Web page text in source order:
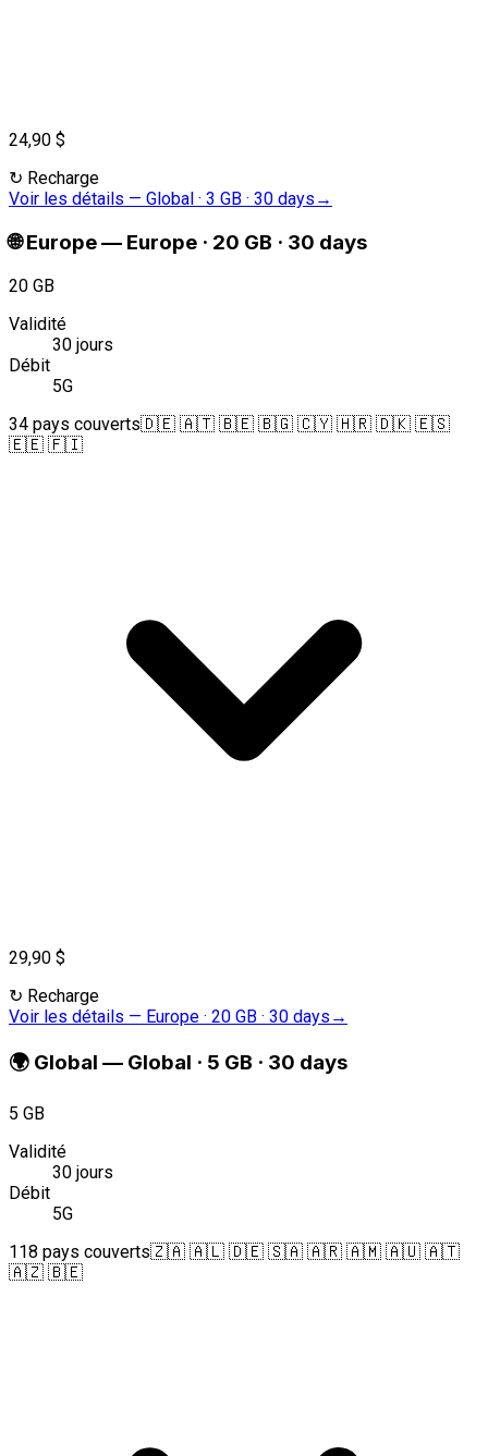
24,90 $
↻ Recharge
Voir les détails — Global · 3 GB · 30 days →
🌐 Europe— Europe · 20 GB · 30 days
20 GB
Validité
30 jours
Débit
5G
34 pays couverts🇩🇪 🇦🇹 🇧🇪 🇧🇬 🇨🇾 🇭🇷 🇩🇰 🇪🇸
🇪🇪 🇫🇮
29,90 $
↻ Recharge
Voir les détails — Europe · 20 GB · 30 days →
🌍 Global — Global · 5 GB · 30 days
5 GB
Validité
30 jours
Débit
5G
118 pays couverts🇿🇦 🇦🇱 🇩🇪 🇸🇦 🇦🇷 🇦🇲 🇦🇺 🇦🇹
🇦🇿 🇧🇪